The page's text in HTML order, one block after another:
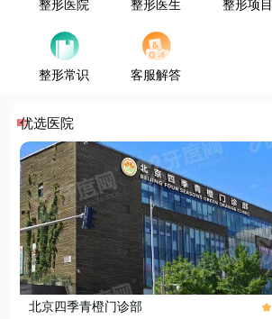
整形医院 整形医生 整形项目
整形常识 客服解答
优选医院
北京四季青橙门诊部